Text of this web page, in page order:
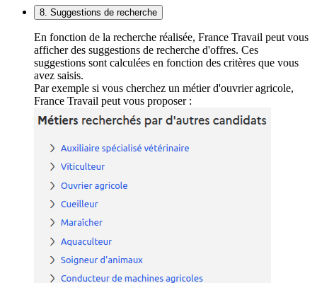
8. Suggestions de recherche
En fonction de la recherche réalisée, France Travail peut vous
afficher des suggestions de recherche d'offres. Ces
suggestions sont calculées en fonction des critères que vous
avez saisis.
Par exemple si vous cherchez un métier d'ouvrier agricole,
France Travail peut vous proposer :